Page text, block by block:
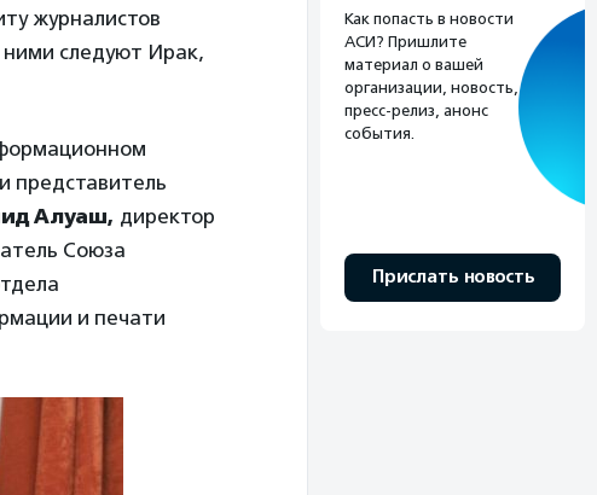
журналистов
следуют Ирак,
представитель
Алуаш, директор
Союза
и печати
Как попасть в новости
АСИ? Пришлите
материал о вашей
организации, новость,
пресс-релиз, анонс
события.
Прислать новость